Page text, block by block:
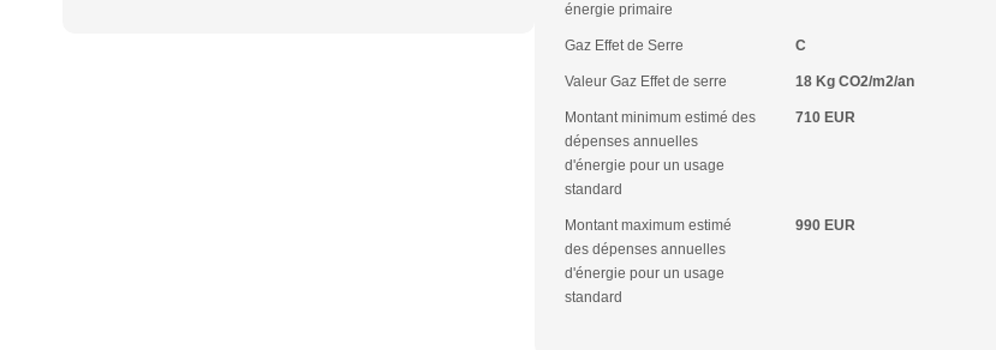
énergie primaire
Gaz Effet de Serre C
Valeur Gaz Effet de serre 18 Kg CO2/m2/an
Montant minimum estimé des
dépenses annuelles
d'énergie pour un usage
standard
710 EUR
Montant maximum estimé
des dépenses annuelles
d'énergie pour un usage
standard
990 EUR